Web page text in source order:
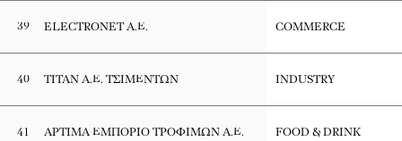
39 ELECTRONET Α.Ε. COMMERCE
40 ΤΙΤΑΝ Α.Ε. ΤΣΙΜΕΝΤΩΝ INDUSTRY
41 ΑΡΤΙΜΑ ΕΜΠΟΡΙΟ ΤΡΟΦΙΜΩΝ Α.Ε. FOOD & DRINK